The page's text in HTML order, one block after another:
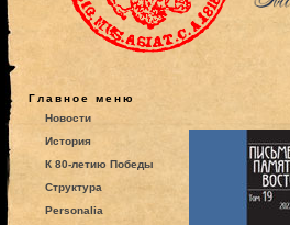
Главное меню
Новости
История
К 80-летию Победы
Структура
Personalia